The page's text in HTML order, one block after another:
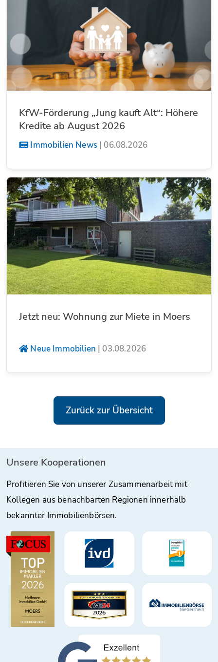
KfW-Förderung „Jung kauft Alt“: Höhere
Kredite ab August 2026
Immobilien News| 06.08.2026
Jetzt neu: Wohnung zur Miete in Moers
Neue Immobilien | 03.08.2026
Zurück zur Übersicht
Unsere Kooperationen
Profitieren Sie von unserer Zusammenarbeit mit
Kollegen aus benachbarten Regionen innerhalb
bekannter Immobilienbörsen.